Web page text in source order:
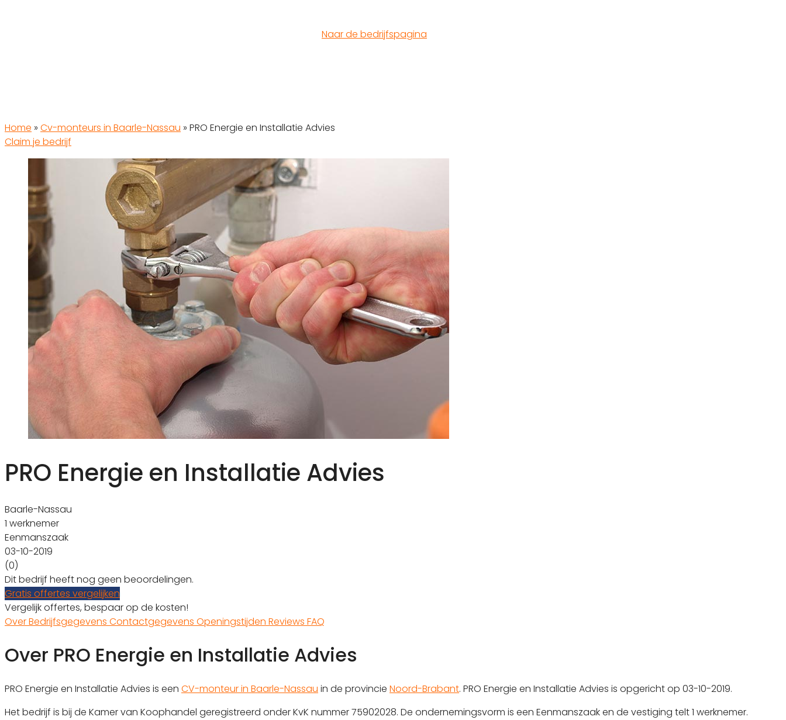
Naar de bedrijfspagina
Home » Cv-monteurs in Baarle-Nassau » PRO Energie en Installatie Advies
Claim je bedrijf
PRO Energie en Installatie Advies
Baarle-Nassau
1 werknemer
Eenmanszaak
03-10-2019
(0)
Dit bedrijf heeft nog geen beoordelingen.
Gratis offertes vergelijken
Vergelijk offertes, bespaar op de kosten!
OverBedrijfsgegevens Contactgegevens Openingstijden Reviews FAQ
Over PRO Energie en Installatie Advies
PRO Energie en Installatie Advies is een CV-monteur in Baarle-Nassau in de provincie Noord-Brabant. PRO Energie en Installatie Advies is opgericht op 03-10-2019.
Het bedrijf is bij de Kamer van Koophandel geregistreerd onder KvK nummer 75902028. De ondernemingsvorm is een Eenmanszaak en de vestiging telt 1 werknemer.